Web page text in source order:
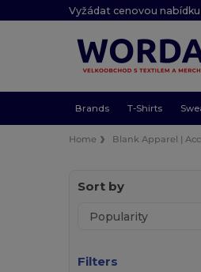
Vyžádat cenovou nabídku
Brands T-Shirts
Home Blank Apparel |
Sort by
Filters